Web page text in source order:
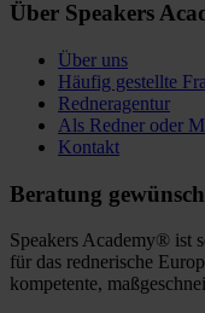
Über Speakers
Über uns
Häufig gestellte
Redneragentur
Als Redner oder
Kontakt
Beratung
Speakers Academy® ist
für das rednerische
kompetente,